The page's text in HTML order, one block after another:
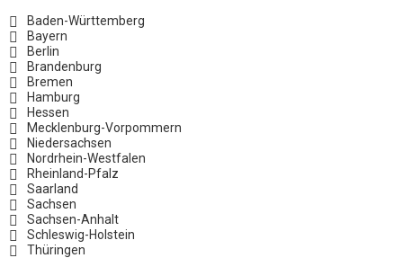
Baden-Württemberg
Bayern
Berlin
Brandenburg
Bremen
Hamburg
Hessen
Mecklenburg-Vorpommern
Niedersachsen
Nordrhein-Westfalen
Rheinland-Pfalz
Saarland
Sachsen
Sachsen-Anhalt
Schleswig-Holstein
Thüringen